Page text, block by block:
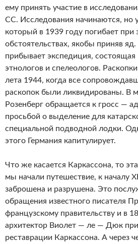
ему принять участие в
СС. Исследования начинаются, но
который в 1939 году погибает при
обстоятельствах, якобы приняв
прибывает экспедиция, состоящая
этнологов и спелеологов.
лета 1944, когда все
раскопок были ликвидированы. В
Розенберг обращается к гросс —
просьбой о выделение для
специальной подводной лодки.
этого Германия капитулирует.
Что же касается Каркассона, то
мы начали путешествие, к началу
заброшена и разрушена. Это
обращения известного писателя
французскому правительству и в
архитектор Виолет — ле — Дюк
реставрации Каркассона. А через